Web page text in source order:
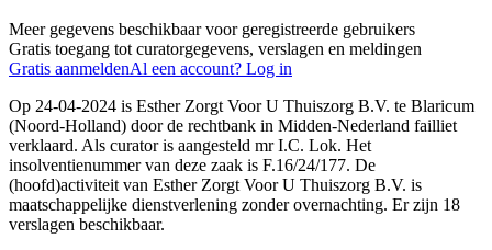
Meer gegevens beschikbaar voor geregistreerde gebruikers
Gratis toegang tot curatorgegevens, verslagen en meldingen
Gratis aanmeldenAl een account? Log in
Op 24-04-2024 is Esther Zorgt Voor U Thuiszorg B.V. te Blaricum
(Noord-Holland) door de rechtbank in Midden-Nederland failliet
verklaard. Als curator is aangesteld mr I.C. Lok. Het
insolventienummer van deze zaak is F.16/24/177. De
(hoofd)activiteit van Esther Zorgt Voor U Thuiszorg B.V. is
maatschappelijke dienstverlening zonder overnachting. Er zijn 18
verslagen beschikbaar.